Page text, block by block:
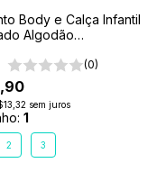
Body e Calça Infantil
Algodão
(0)
sem juros
1
2 3